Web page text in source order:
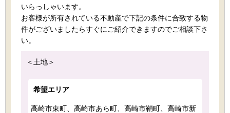
いらっしゃいます。
お客様が所有されている不動産で下記の条件に合致する物
件がございましたらすぐにご紹介できますのでご相談下さ
い。
＜土地＞
希望エリア
高崎市東町、高崎市あら町、高崎市鞘町、高崎市新